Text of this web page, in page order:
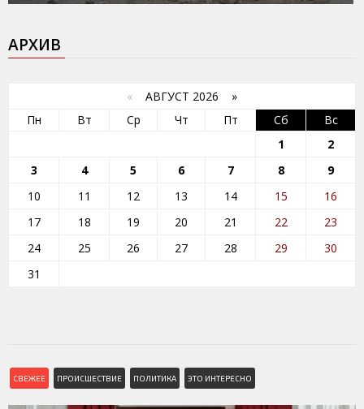
АРХИВ
« АВГУСТ 2026 »
Пн
Вт Ср Чт Пт Сб
Вс
1
2
3
4 5 6 7 8
9
10
11 12 13 14 15
16
17
18 19 20 21 22
23
24
25 26 27 28 29
30
31
СВЕЖЕЕ ПРОИСШЕСТВИЕ ПОЛИТИКА ЭТО ИНТЕРЕСНО